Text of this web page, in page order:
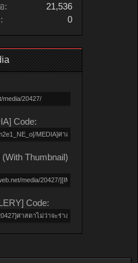
:
21,536
0
Code:
Thumbnail)
Code: